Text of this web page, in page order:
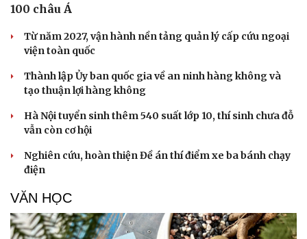
100 châu Á
Từ năm 2027, vận hành nền tảng quản lý cấp cứu ngoại
viện toàn quốc
Thành lập Ủy ban quốc gia về an ninh hàng không và
tạo thuận lợi hàng không
Hà Nội tuyển sinh thêm 540 suất lớp 10, thí sinh chưa đỗ
vẫn còn cơ hội
Nghiên cứu, hoàn thiện Đề án thí điểm xe ba bánh chạy
điện
VĂN HỌC